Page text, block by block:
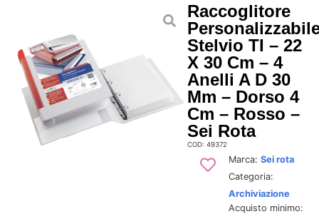
Raccoglitore
Stelvio TI – 22
X 30 Cm – 4
Anelli A D 30
Mm – Dorso 4
Cm – Rosso –
Sei Rota
COD: 49372
Marca: Sei rota
Categoria:
Archiviazione
Acquisto minimo: